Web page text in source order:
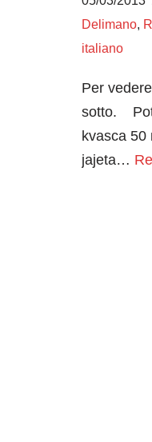
Delimano,
italiano
Per
sotto.
kvasca 50
jajeta…